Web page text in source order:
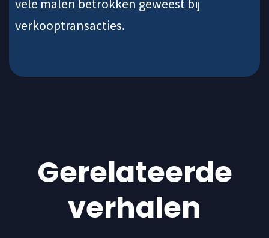
vele malen betrokken geweest bij
verkooptransacties.
Gerelateerde
verhalen